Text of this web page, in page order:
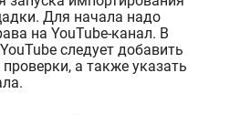
Для начала надо
на YouTube-канал. В
следует добавить
,а такжеуказать
.